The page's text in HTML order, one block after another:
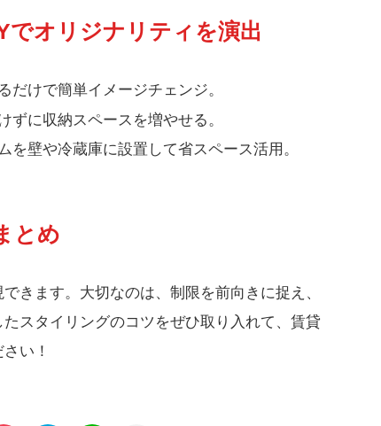
でオリジナリティを演出
だけで簡単イメージチェンジ。
ずに収納スペースを増やせる。
を壁や冷蔵庫に設置して省スペース活用。
とめ
きます。大切なのは、制限を前向きに捉え、
スタイリングのコツをぜひ取り入れて、賃貸
い！